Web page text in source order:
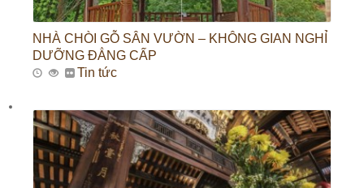
NHÀ CHÒI GỖ SÂN VƯỜN – KHÔNG GIAN NGHỈ
DƯỠNG ĐẲNG CẤP
Tin tức